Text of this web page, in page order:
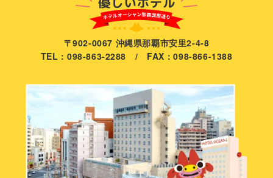
〒902-0067 沖縄県那覇市安里2-4-8
TEL：098-863-2288 / FAX：098-866-1388